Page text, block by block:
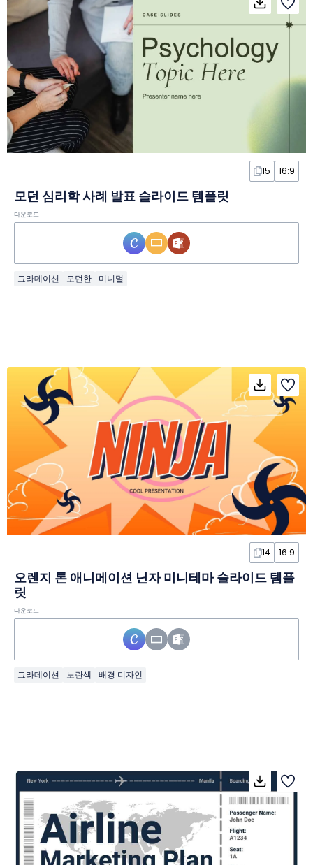
15 16:9
모던 심리학 사례 발표 슬라이드 템플릿
다운로드
그라데이션 모던한 미니멀
14 16:9
오렌지 톤 애니메이션 닌자 미니테마 슬라이드 템플
릿
다운로드
그라데이션 노란색 배경 디자인